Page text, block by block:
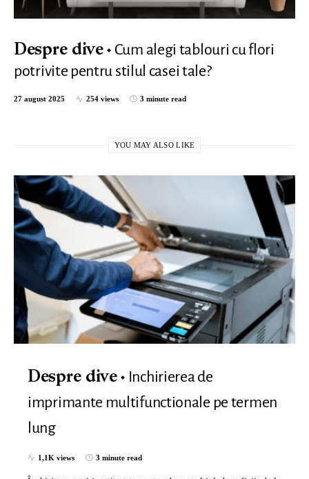
Despre dive
Cum alegi tablouri cu flori
potrivite pentru stilul casei tale?
27 august 2025 254 views 3 minute read
YOU MAY ALSO LIKE
Despre dive
Inchirierea de
imprimante multifunctionale pe termen
lung
1,1K views 3 minute read